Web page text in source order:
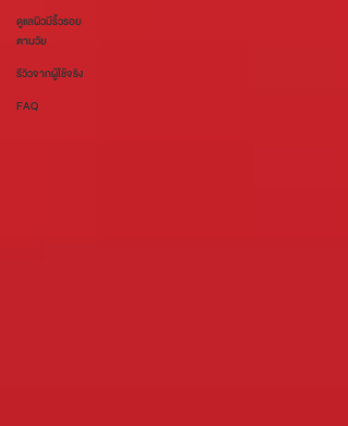
ดูแลผิวมีริ้วรอย
ตามวัย
รีวิวจากผู้ใช้จริง
FAQ